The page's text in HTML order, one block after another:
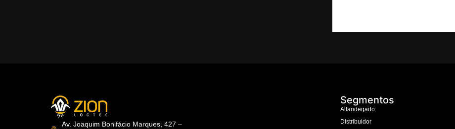
Av. Joaquim Bonifácio Marques, 427 –
Segmentos
Alfandegado
Distribuidor